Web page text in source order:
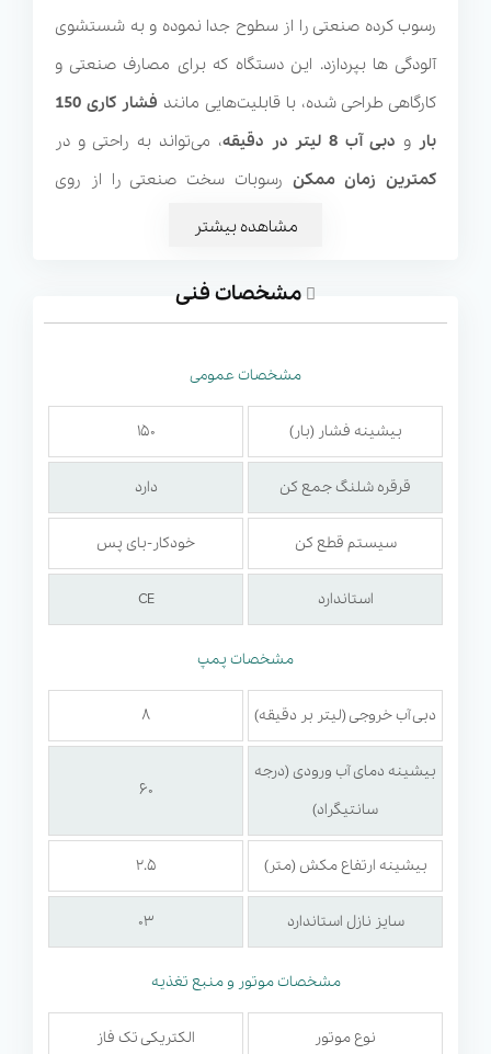
رسوب کرده صنعتی را از سطوح جدا نموده و به شستشوی
آلودگی ها بپردازد. این دستگاه که برای مصارف صنعتی و
کارگاهی طراحی شده، با قابلیت‌هایی مانند
فشار کاری 150
بار و دبی آب 8 لیتر در دقیقه
، می‌تواند به راحتی و در
کمترین زمان ممکن رسوبات سخت صنعتی را از روی
تجهیزات مختلف و سطوح پاک نماید. این دستگاه همچنین،
پرقدرت الکتریکی تک فازوپمپ باکیفیت
رها کردن ماشه، موتور به صورت خودکار خاموش شود. این
بلکه ازاستهلاک پمپ نیز جلوگیری می‌کند. طراحی فشرده
آرگونومیک، همراه باچرخ‌های بزرگ، حمل‌ونقل و جابه‌جایی
آن را بسیار آسان می‌سازد و آن را به ابزاری کارآمد و قابل
اعتماد برای طیف وسیعی از کارهای نظافتی تبدیل می‌کند.
TST
واترجت صنعتی آب سردنیز به شمار می‌رود، با داشتن
ویژگی‌های منحصر به فرد توان دستگاه را در صنایع مختلف
افزایش داده و کاربر می‌تواند برای نظافت سطوح مختلف از
میزان چشمگیری کاهش داده و همچنین تلاش فرد را در
می‌پردازیم که عبارتند از:
مشاهده بیشتر
مشخصات فنی
مشخصات عمومی
بیشینه فشار (بار) ۱۵۰
قرقره شلنگ جمع کن دارد
سیستم قطع کن خودکار-بای پس
استاندارد CE
مشخصات پمپ
دبی آب خروجی (لیتر بر دقیقه) ۸
بیشینه دمای آب ورودی (درجه
سانتیگراد)
۶۰
بیشینه ارتفاع مکش (متر) ۲.۵
سایز نازل استاندارد ۰۳
مشخصات موتور و منبع تغذیه
نوع موتور الکتریکی تک فاز